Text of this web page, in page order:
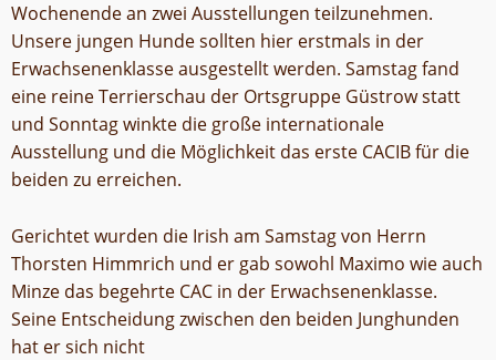
Wochenende an zwei Ausstellungen teilzunehmen.
Unsere jungen Hunde sollten hier erstmals in der
Erwachsenenklasse ausgestellt werden. Samstag fand
eine reine Terrierschau der Ortsgruppe Güstrow statt
und Sonntag winkte die große internationale
Ausstellung und die Möglichkeit das erste CACIB für die
beiden zu erreichen.
Gerichtet wurden die Irish am Samstag von Herrn
Thorsten Himmrich und er gab sowohl Maximo wie auch
Minze das begehrte CAC in der Erwachsenenklasse.
Seine Entscheidung zwischen den beiden Junghunden
hat er sich nicht